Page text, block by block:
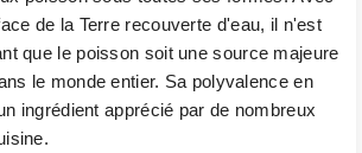
de la Terre recouverte d'eau, il n'est
que le poisson soit une source majeure
le monde entier. Sa polyvalence en
ingrédient apprécié par de nombreux